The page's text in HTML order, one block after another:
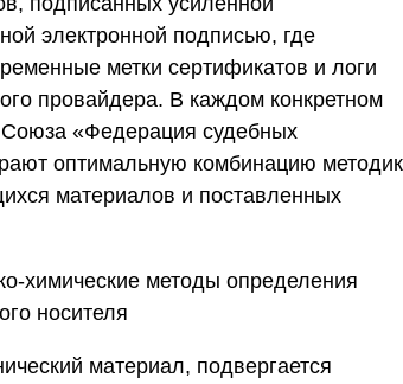
электронной подписью, где
метки сертификатов и логи
провайдера. В каждом конкретном
Союза «Федерация судебных
оптимальную комбинацию
материалов и поставленных
химические методы определения
носителя
материал, подвергается